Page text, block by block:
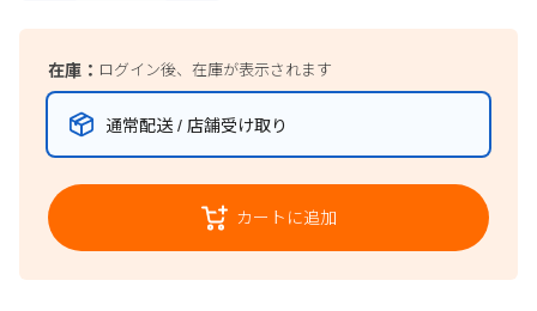
在庫： ログイン後、在庫が表示されます
通常配送 / 店舗受け取り
カートに追加